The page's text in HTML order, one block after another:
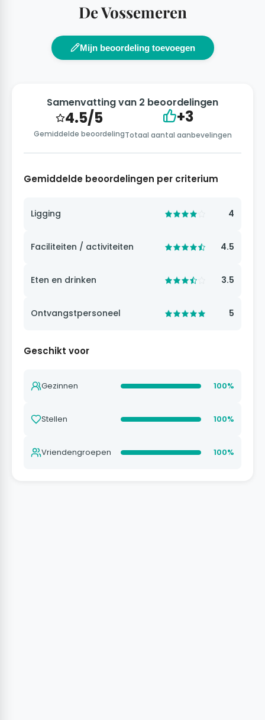
De Vossemeren
Mijn beoordeling toevoegen
Samenvatting van 2 beoordelingen
4.5/5
Gemiddelde beoordeling
+3
Totaal aantal aanbevelingen
Gemiddelde beoordelingen per criterium
Ligging 4
Faciliteiten / activiteiten 4.5
Eten en drinken 3.5
Ontvangstpersoneel 5
Geschikt voor
Gezinnen 100%
Stellen 100%
Vriendengroepen 100%